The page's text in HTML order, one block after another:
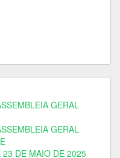
GERAL
GERAL
23 DE MAIO DE 2025